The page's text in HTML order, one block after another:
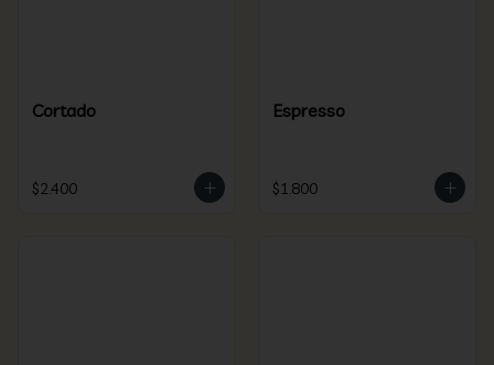
Cortado
$2.400
Espresso
$1.800